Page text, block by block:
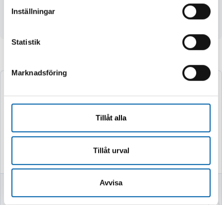
Inställningar
Statistik
Marknadsföring
Tillåt alla
Tillåt urval
Avvisa
extrahandtag, skivmutter, nyckel och avtagbara
dammkåpor
M18 FMTIW2F120X
M18 FPD3-502X